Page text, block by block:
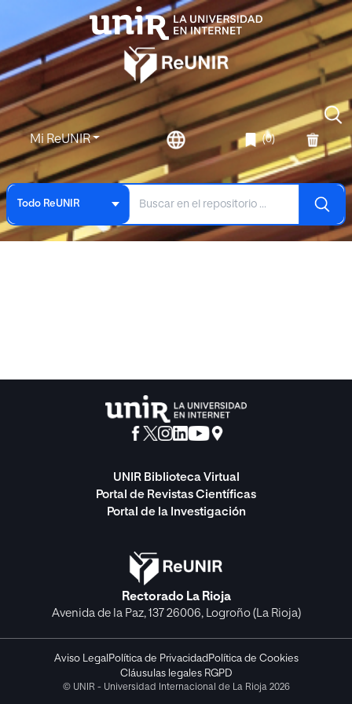
Mi ReUNIR (0)
Todo ReUNIR
UNIR Biblioteca Virtual
Portal de Revistas Científicas
Portal de la Investigación
Rectorado La Rioja
Avenida de la Paz, 137 26006, Logroño (La Rioja)
Aviso Legal Política de Privacidad Política de Cookies
Cláusulas legales RGPD
© UNIR - Universidad Internacional de La Rioja 2026